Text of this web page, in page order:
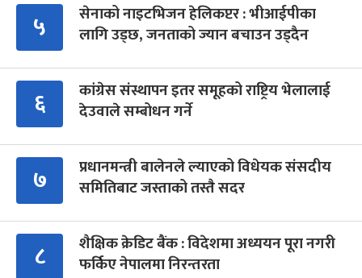
५
सेनाको नाइटभिजन हेलिकप्टर : भीआईपीका
लागि उड्छ, जनताको ज्यान बचाउन उड्दैन
६
कांग्रेस संस्थापन इतर समूहको राष्ट्रिय भेलालाई
देउवाले सम्बोधन गर्ने
७
प्रधानमन्त्री बालेनले ल्याएको विधेयक संसदीय
समितिबाट जस्ताको तस्तै सदर
८
शैक्षिक क्रेडिट बैंक : विदेशमा अध्ययन पूरा नगरी
फर्किए नेपालमा निरन्तरता